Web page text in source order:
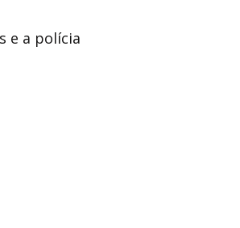
e a polícia